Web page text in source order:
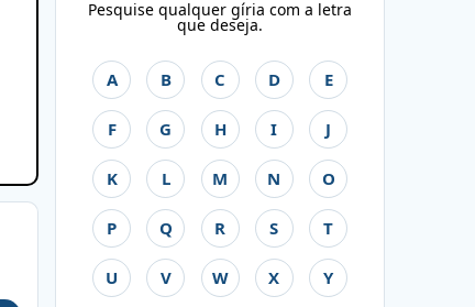
Pesquise qualquer gíria com a letra
que deseja.
A B C D E
F G H I J
K L M N O
P Q R S T
U V W X Y